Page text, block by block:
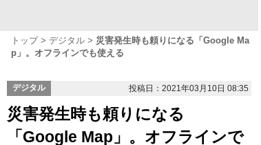
トップ デジタル
災害発生時も頼りになる「Google Ma
p」。オフラインでも使える
デジタル 投稿日：2021年03月10日 08:35
災害発生時も頼りになる
「Google Map」。オフラインで